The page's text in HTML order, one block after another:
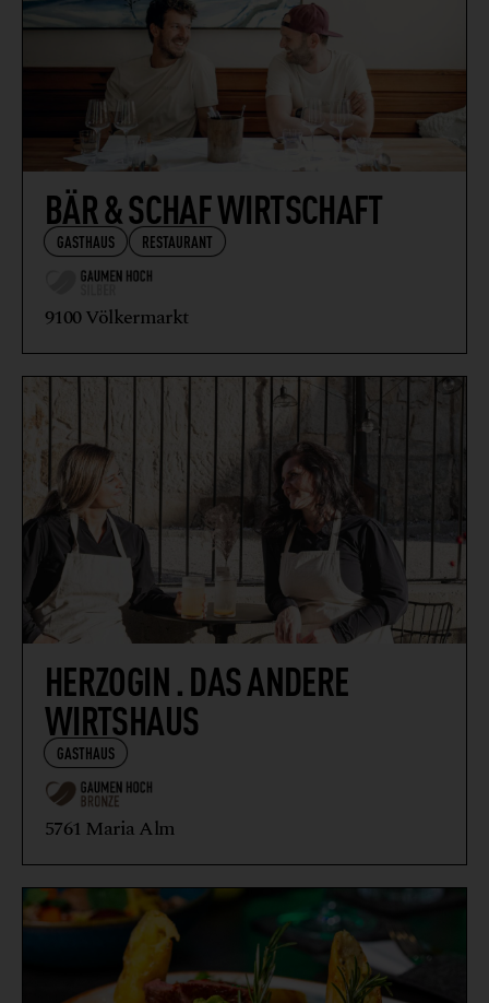
BÄR & SCHAF WIRTSCHAFT
GASTHAUS RESTAURANT
9100 Völkermarkt
HERZOGIN . DAS ANDERE
WIRTSHAUS
GASTHAUS
5761 Maria Alm